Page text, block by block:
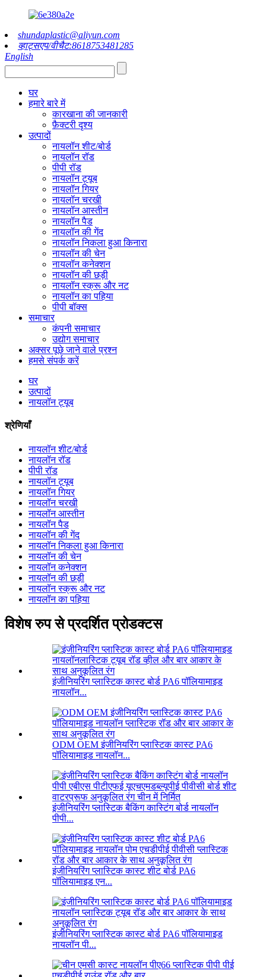
shundaplastic@aliyun.com
व्हाट्सएप/वीचैट:8618753481285
English
घर
हमारे बारे में
कारखाना की जानकारी
फ़ैक्टरी दृश्य
उत्पादों
नायलॉन शीट/बोर्ड
नायलॉन रॉड
पीपी रॉड
नायलॉन ट्यूब
नायलॉन गियर
नायलॉन चरखी
नायलॉन आस्तीन
नायलॉन पैड
नायलॉन की गेंद
नायलॉन निकला हुआ किनारा
नायलॉन की चेन
नायलॉन कनेक्शन
नायलॉन की छड़ी
नायलॉन स्क्रू और नट
नायलॉन का पहिया
पीपी बॉक्स
समाचार
कंपनी समाचार
उद्योग समाचार
अक्सर पूछे जाने वाले प्रश्न
हमसे संपर्क करें
घर
उत्पादों
नायलॉन ट्यूब
श्रेणियाँ
नायलॉन शीट/बोर्ड
नायलॉन रॉड
पीपी रॉड
नायलॉन ट्यूब
नायलॉन गियर
नायलॉन चरखी
नायलॉन आस्तीन
नायलॉन पैड
नायलॉन की गेंद
नायलॉन निकला हुआ किनारा
नायलॉन की चेन
नायलॉन कनेक्शन
नायलॉन की छड़ी
नायलॉन स्क्रू और नट
नायलॉन का पहिया
विशेष रुप से प्रदर्शित प्रोडक्टस
इंजीनियरिंग प्लास्टिक कास्ट बोर्ड PA6 पॉलियामाइड
नायलॉन...
ODM OEM इंजीनियरिंग प्लास्टिक कास्ट PA6
पॉलियामाइड नायलॉन...
इंजीनियरिंग प्लास्टिक बैकिंग कास्टिंग बोर्ड नायलॉन
पीपी...
इंजीनियरिंग प्लास्टिक कास्ट शीट बोर्ड PA6
पॉलियामाइड एन...
इंजीनियरिंग प्लास्टिक कास्ट बोर्ड PA6 पॉलियामाइड
नायलॉन पी...